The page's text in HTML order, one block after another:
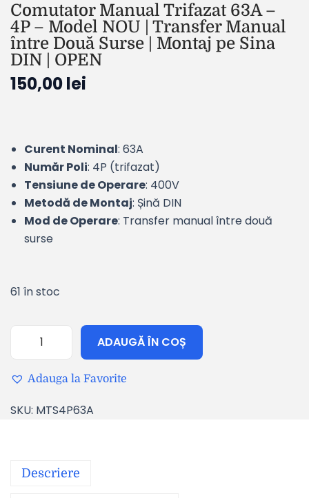
Comutator Manual Trifazat 63A –
4P – Model NOU | Transfer Manual
între Două Surse | Montaj pe Sina
DIN | OPEN
150,00lei
Curent Nominal: 63A
Număr Poli: 4P (trifazat)
Tensiune de Operare: 400V
Metodă de Montaj: Șină DIN
Mod de Operare: Transfer manual între două
surse
61 în stoc
ADAUGĂ ÎN COȘ
Adauga la Favorite
SKU: MTS4P63A
Descriere